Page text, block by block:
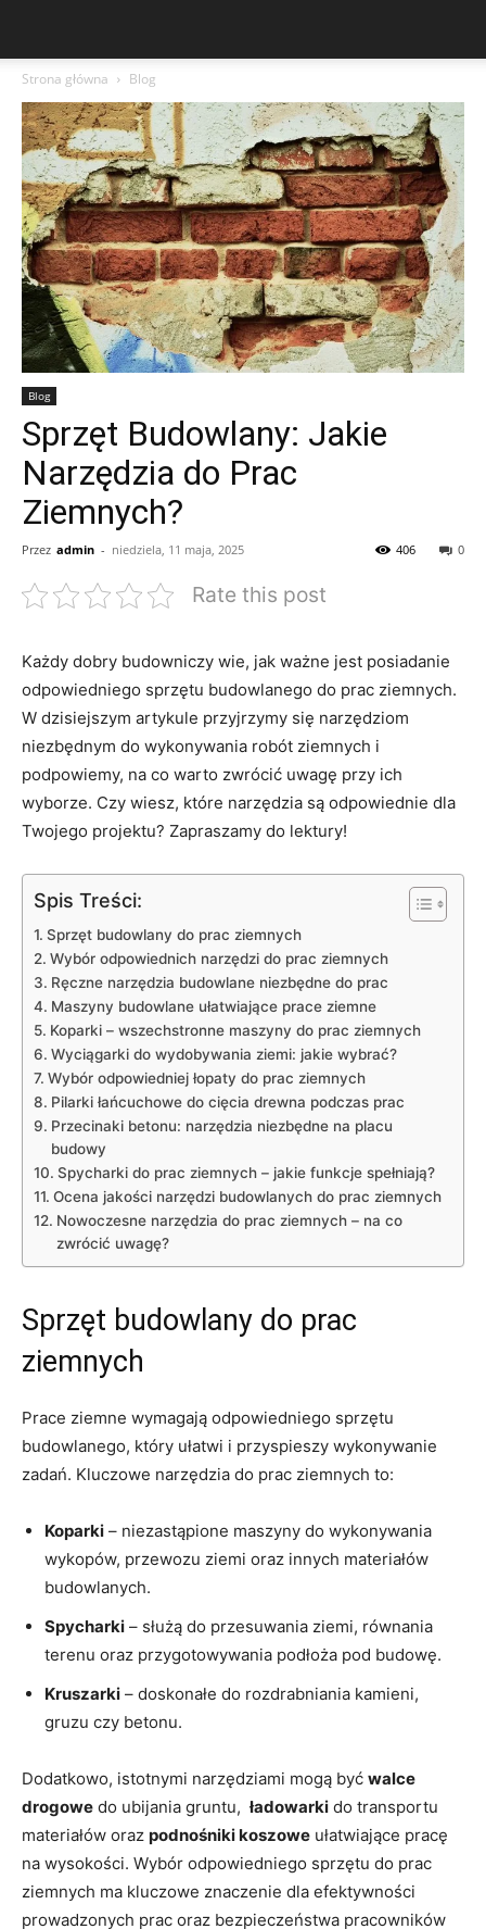
Strona główna Blog
Blog
Sprzęt Budowlany: Jakie
Narzędzia do Prac
Ziemnych?
Przez admin - niedziela, 11 maja, 2025 0
406
Rate this post
Każdy dobry budowniczy wie, jak ważne jest posiadanie
odpowiedniego sprzętu⁢ budowlanego do prac⁤ ziemnych.
W dzisiejszym artykule ‌przyjrzymy ⁢się narzędziom
niezbędnym do wykonywania⁣ robót‍ ziemnych i‍
podpowiemy,‍ na ‍co warto zwrócić uwagę przy ich
wyborze. Czy wiesz,⁣ które ⁢narzędzia są odpowiednie dla
Twojego projektu? Zapraszamy do lektury!
Spis Treści:
Sprzęt budowlany do prac ziemnych
Wybór odpowiednich narzędzi do⁤ prac ziemnych
Ręczne narzędzia ⁤budowlane niezbędne do prac
Maszyny ⁤budowlane ułatwiające prace⁢ ziemne
Koparki – wszechstronne maszyny do prac ziemnych
Wyciągarki do wydobywania ziemi: jakie wybrać?
Wybór odpowiedniej‍ łopaty do prac ziemnych
Pilarki ⁣łańcuchowe do⁢ cięcia drewna podczas prac
Przecinaki betonu: ⁤narzędzia niezbędne na placu⁢
budowy
Spycharki do prac ziemnych –⁢ jakie funkcje​ spełniają?
Ocena jakości narzędzi ⁤budowlanych do prac ziemnych
Nowoczesne narzędzia do prac ziemnych – na co
zwrócić uwagę?
Sprzęt budowlany do prac
ziemnych
Prace ​ziemne wymagają odpowiedniego sprzętu
budowlanego, który ułatwi i przyspieszy wykonywanie
zadań. Kluczowe narzędzia do prac ziemnych to:
Koparki – niezastąpione maszyny do wykonywania
wykopów, przewozu ziemi oraz innych materiałów
budowlanych.
Spycharki – służą do przesuwania ziemi, równania
terenu oraz przygotowywania podłoża pod budowę.
Kruszarki – doskonałe do rozdrabniania kamieni,⁣
gruzu czy betonu.
Dodatkowo, istotnymi narzędziami mogą być‌ walce
drogowe do ubijania ⁤gruntu, ‌ ładowarki do transportu
materiałów oraz podnośniki ⁣koszowe ułatwiające pracę⁤
na wysokości. ⁣Wybór odpowiedniego ⁤sprzętu do‌ prac
ziemnych ma kluczowe znaczenie dla efektywności
prowadzonych prac oraz bezpieczeństwa ⁢pracowników